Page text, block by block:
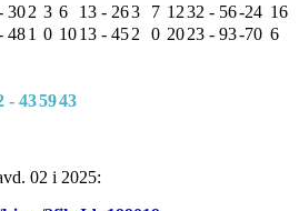
302 3 6 13 - 263 7 1232 - 56-24 16
481 0 1013 - 452 0 2023 - 93-70 6
- 435943
02 i 2025: